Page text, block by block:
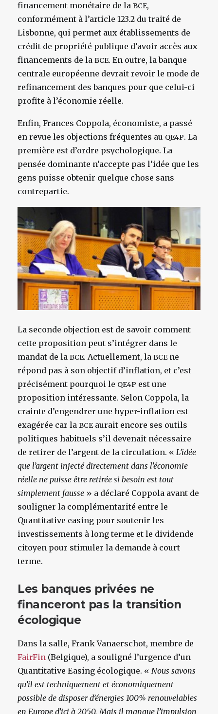
financement monétaire de la BCE,
conformément à l’article 123.2 du traité de
Lisbonne, qui permet aux établissements de
crédit de propriété publique d’avoir accès aux
financements de la BCE. En outre, la banque
centrale européenne devrait revoir le mode de
refinancement des banques pour que celui-ci
profite à l’économie réelle.
Enfin, Frances Coppola, économiste, a passé
en revue les objections fréquentes au QE4P. La
première est d’ordre psychologique. La
pensée dominante n’accepte pas l’idée que les
gens puisse obtenir quelque chose sans
contrepartie.
La seconde objection est de savoir comment
cette proposition peut s’intégrer dans le
mandat de la BCE. Actuellement, la BCEne
répond pas à son objectif d’inflation, et c’est
précisément pourquoi le QE4P est une
proposition intéressante. Selon Coppola, la
crainte d’engendrer une hyper-inflation est
exagérée car la BCEaurait encore ses outils
politiques habituels s’il devenait nécessaire
de retirer de l’argent de la circulation. « L’idée
que l’argent injecté directement dans l’économie
réelle ne puisse être retirée si besoin est tout
simplement fausse » a déclaré Coppola avant de
souligner la complémentarité entre le
Quantitative easing pour soutenir les
investissements à long terme et le dividende
citoyen pour stimuler la demande à court
terme.
Les banques privées ne
financeront pas la transition
écologique
Dans la salle, Frank Vanaerschot, membre de
FairFin (Belgique), a souligné l’urgence d’un
Quantitative Easing écologique. « Nous savons
qu’il est techniquement et économiquement
possible de disposer d’énergies 100% renouvelables
en Europe d’ici à 2050. Mais il manque l’impulsion